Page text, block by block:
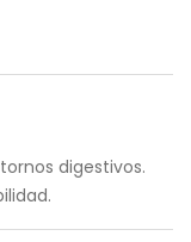
digestivos.